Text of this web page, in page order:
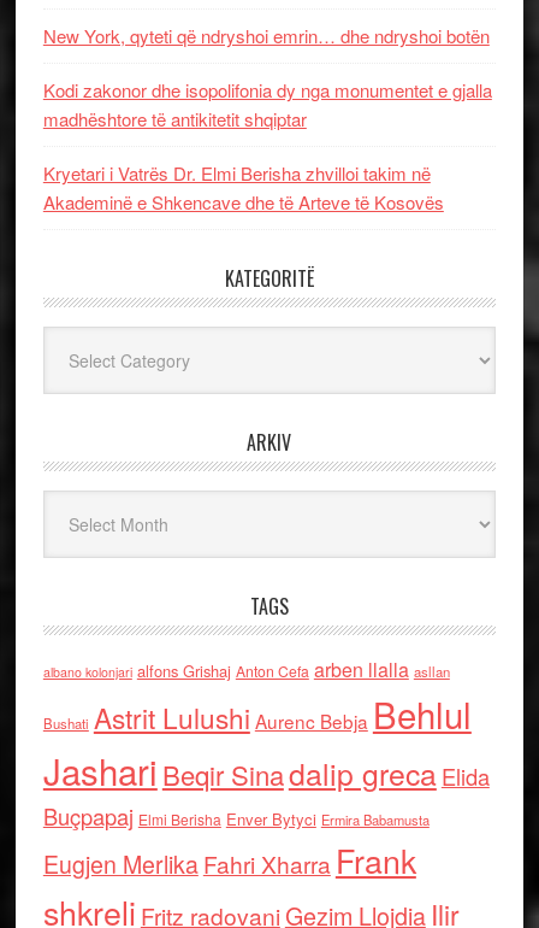
New York, qyteti që ndryshoi emrin… dhe ndryshoi botën
Kodi zakonor dhe isopolifonia dy nga monumentet e gjalla
madhështore të antikitetit shqiptar
Kryetari i Vatrës Dr. Elmi Berisha zhvilloi takim në
Akademinë e Shkencave dhe të Arteve të Kosovës
KATEGORITË
ARKIV
TAGS
albano kolonjari alfons Grishaj Anton Cefa arben llalla asllan
Bushati Astrit Lulushi Aurenc Bebja Behlul
Jashari Beqir Sinadalip grecaElida
Buçpapaj Elmi Berisha Enver Bytyci Ermira Babamusta
Eugjen MerlikaFahri Xharra Frank
shkreli Fritz radovaniGezim Llojdia Ilir